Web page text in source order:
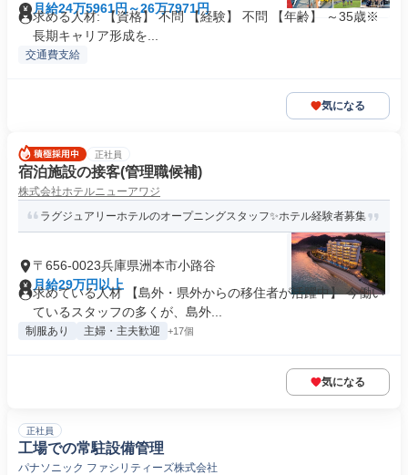
月給24万5961円～26万7971円
求める人材: 【資格】 不問 【経験】 不問 【年齢】 ～35歳※
長期キャリア形成を...
交通費支給
気になる
正社員
宿泊施設の接客(管理職候補)
株式会社ホテルニューアワジ
ラグジュアリーホテルのオープニングスタッフ✨ホテル経験者募集
〒656-0023兵庫県洲本市小路谷
月給29万円以上
求めている人材 【島外・県外からの移住者が活躍中】 今働い
ているスタッフの多くが、島外...
制服あり 主婦・主夫歓迎 +17個
気になる
正社員
工場での常駐設備管理
パナソニック ファシリティーズ株式会社